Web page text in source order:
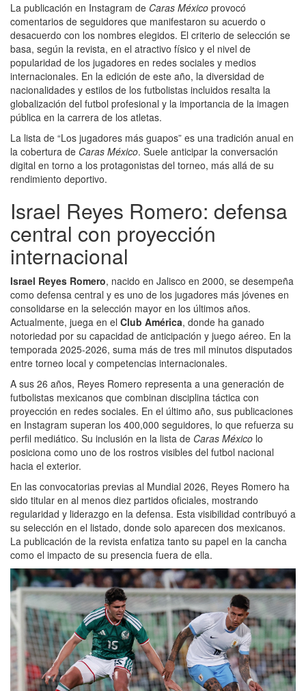
La publicación en Instagram de Caras México provocó
comentarios de seguidores que manifestaron su acuerdo o
desacuerdo con los nombres elegidos. El criterio de selección se
basa, según la revista, en el atractivo físico y el nivel de
popularidad de los jugadores en redes sociales y medios
internacionales. En la edición de este año, la diversidad de
nacionalidades y estilos de los futbolistas incluidos resalta la
globalización del futbol profesional y la importancia de la imagen
pública en la carrera de los atletas.
La lista de “Los jugadores más guapos” es una tradición anual en
la cobertura de Caras México. Suele anticipar la conversación
digital en torno a los protagonistas del torneo, más allá de su
rendimiento deportivo.
Israel Reyes Romero: defensa
central con proyección
internacional
Israel Reyes Romero, nacido en Jalisco en 2000, se desempeña
como defensa central y es uno de los jugadores más jóvenes en
consolidarse en la selección mayor en los últimos años.
Actualmente, juega en el Club América, donde ha ganado
notoriedad por su capacidad de anticipación y juego aéreo. En la
temporada 2025-2026, suma más de tres mil minutos disputados
entre torneo local y competencias internacionales.
A sus 26 años, Reyes Romero representa a una generación de
futbolistas mexicanos que combinan disciplina táctica con
proyección en redes sociales. En el último año, sus publicaciones
en Instagram superan los 400,000 seguidores, lo que refuerza su
perfil mediático. Su inclusión en la lista de Caras México lo
posiciona como uno de los rostros visibles del futbol nacional
hacia el exterior.
En las convocatorias previas al Mundial 2026, Reyes Romero ha
sido titular en al menos diez partidos oficiales, mostrando
regularidad y liderazgo en la defensa. Esta visibilidad contribuyó a
su selección en el listado, donde solo aparecen dos mexicanos.
La publicación de la revista enfatiza tanto su papel en la cancha
como el impacto de su presencia fuera de ella.